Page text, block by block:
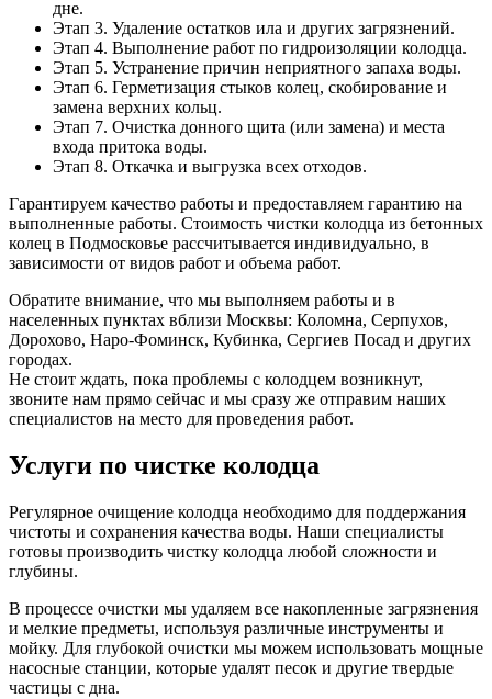
дне.
Этап 3. Удаление остатков ила и других загрязнений.
Этап 4. Выполнение работ по гидроизоляции колодца.
Этап 5. Устранение причин неприятного запаха воды.
Этап 6. Герметизация стыков колец, скобирование и
замена верхних кольц.
Этап 7. Очистка донного щита (или замена) и места
входа притока воды.
Этап 8. Откачка и выгрузка всех отходов.
Гарантируем качество работы и предоставляем гарантию на
выполненные работы. Стоимость чистки колодца из бетонных
колец в Подмосковье рассчитывается индивидуально, в
зависимости от видов работ и объема работ.
Обратите внимание, что мы выполняем работы и в
населенных пунктах вблизи Москвы: Коломна, Серпухов,
Дорохово, Наро-Фоминск, Кубинка, Сергиев Посад и других
городах.
Не стоит ждать, пока проблемы с колодцем возникнут,
звоните нам прямо сейчас и мы сразу же отправим наших
специалистов на место для проведения работ.
Услуги по чистке колодца
Регулярное очищение колодца необходимо для поддержания
чистоты и сохранения качества воды. Наши специалисты
готовы производить чистку колодца любой сложности и
глубины.
В процессе очистки мы удаляем все накопленные загрязнения
и мелкие предметы, используя различные инструменты и
мойку. Для глубокой очистки мы можем использовать мощные
насосные станции, которые удалят песок и другие твердые
частицы с дна.